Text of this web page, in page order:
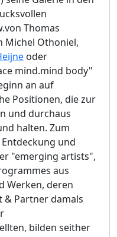
Thomas
Michel Othoniel,
oder
mind.mind body"
an auf
Positionen, die zur
und durchaus
halten. Zum
und
"emerging artists",
aus
Werken, deren
& Partner damals
bilden seither